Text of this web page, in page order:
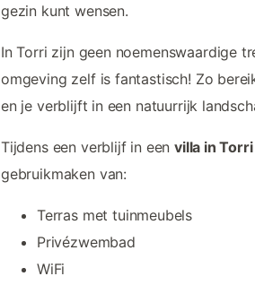
gezin kunt wensen.
In Torri zijn geen noemenswaardige
omgeving zelf is fantastisch! Zo
en je verblijft in een natuurrijk
Tijdens een verblijf in eenvilla in Torri
gebruikmaken van:
Terras met tuinmeubels
Privézwembad
WiFi